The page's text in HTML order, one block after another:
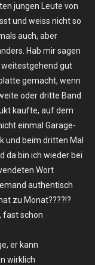
24.08.2017
–
Berlin,
Festsaal
Kreuzberg
jungen Leute von
und weiss nicht so
auch, aber
Hab mir sagen
weitestgehend gut
gemacht, wenn
oder dritte Band
kaufte, auf dem
einmal Garage-
und beim dritten Mal
da bin ich wieder bei
Wort
authentisch
zu Monat????!?
fast schon
er kann
wirklich